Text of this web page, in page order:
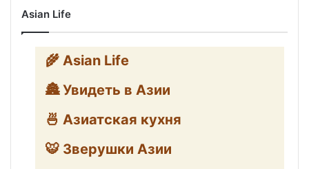
Asian Life
🌾 Asian Life
🏯 Увидеть в Азии
🍜 Азиатская кухня
🐯 Зверушки Азии